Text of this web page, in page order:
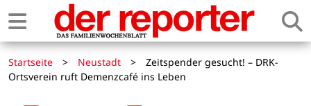
Startseite > Neustadt >
Zeitspender gesucht! – DRK-
Ortsverein ruft Demenzcafé ins Leben